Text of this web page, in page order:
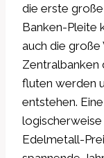
die erste
Banken-Pleite
auch die große
Zentralbanken
fluten werden
entstehen.
Edelmetall-